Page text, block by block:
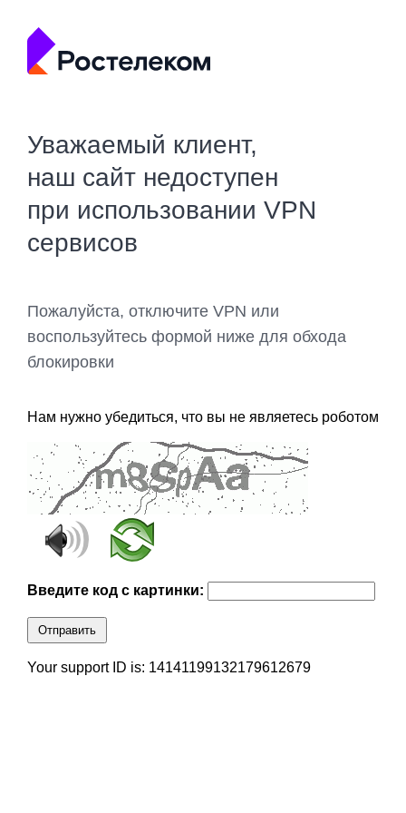
Уважаемый клиент,
наш сайт недоступен
при использовании VPN
сервисов
Пожалуйста, отключите VPN или
воспользуйтесь формой ниже для обхода
блокировки
Нам нужно убедиться, что вы не являетесь роботом
Введите код с картинки:
Отправить
Your support ID is: 14141199132179612679